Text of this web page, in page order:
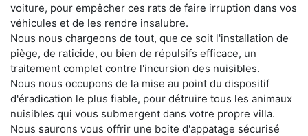
voiture, pour empêcher ces rats de faire irruption dans vos
véhicules et de les rendre insalubre.
Nous nous chargeons de tout, que ce soit l'installation de
piège, de raticide, ou bien de répulsifs efficace, un
traitement complet contre l'incursion des nuisibles.
Nous nous occupons de la mise au point du dispositif
d'éradication le plus fiable, pour détruire tous les animaux
nuisibles qui vous submergent dans votre propre villa.
Nous saurons vous offrir une boite d'appatage sécurisé